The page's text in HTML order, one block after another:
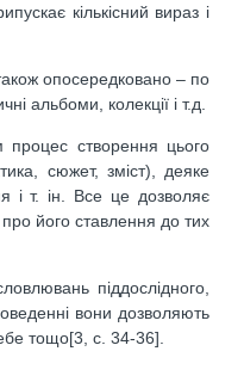
кількісний вираз і
опосередковано – по
альбоми, колекції і т.д.
процес створення цього
сюжет, зміст), деяке
і т. ін. Все це дозволяє
про його ставлення до тих
піддослідного,
вони дозволяють
тощо[3, c. 34-36].